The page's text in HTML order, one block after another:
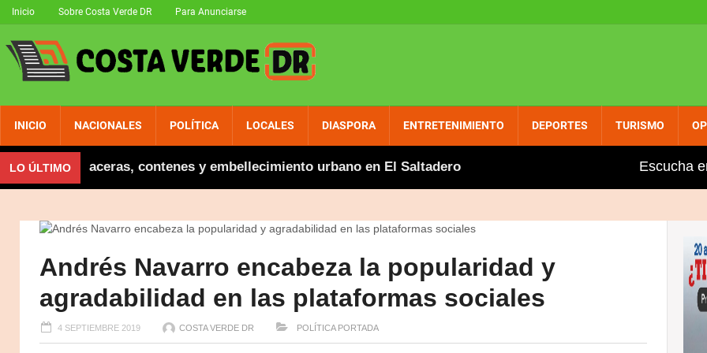
Inicio Sobre Costa Verde DR Para Anunciarse
INICIO NACIONALES POLÍTICA LOCALES DIASPORA ENTRETENIMIENTO DEPORTES TURISMO
LO ÚLTIMOaceras, contenes y embellecimiento urbano en El Saltadero Gobierno aumenta entre dos y tres
Escucha
Andrés Navarro encabeza la popularidad y
agradabilidad en las plataformas sociales
4 SEPTIEMBRE 2019 COSTA VERDE DR POLÍTICA PORTADA